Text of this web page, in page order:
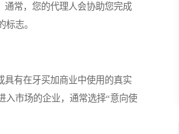
常，您的代理人会协助您完成
志。
有在牙买加商业中使用的真实
入市场的企业，通常选择“意向使